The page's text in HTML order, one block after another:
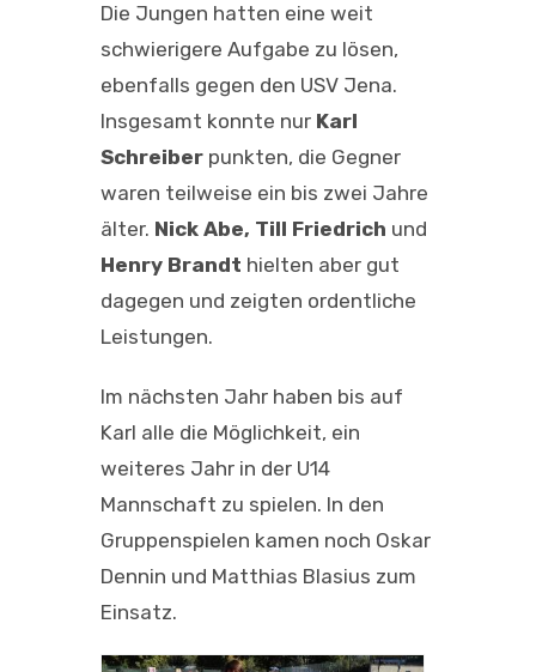
Die Jungen hatten eine weit
schwierigere Aufgabe zu lösen,
ebenfalls gegen den USV Jena.
Insgesamt konnte nur Karl
Schreiber punkten, die Gegner
waren teilweise ein bis zwei Jahre
älter. Nick Abe, Till Friedrich und
Henry Brandt hielten aber gut
dagegen und zeigten ordentliche
Leistungen.
Im nächsten Jahr haben bis auf
Karl alle die Möglichkeit, ein
weiteres Jahr in der U14
Mannschaft zu spielen. In den
Gruppenspielen kamen noch Oskar
Dennin und Matthias Blasius zum
Einsatz.